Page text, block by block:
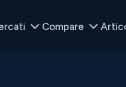
Compare